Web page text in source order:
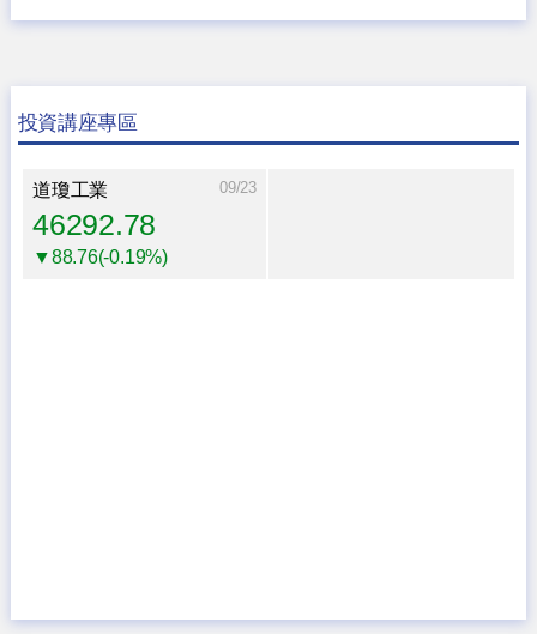
投資講座專區
道瓊工業 09/23
46292.78
▼88.76(-0.19%)